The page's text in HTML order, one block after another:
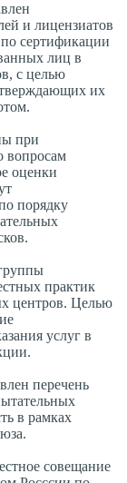
и лицензиатов
сертификации
лиц в
с целью
их
при
вопросам
оценки
порядку
практик
центров. Целью
услуг в
перечень
в рамках
совещание